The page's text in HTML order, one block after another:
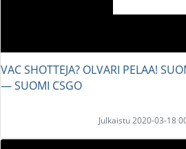
VAC SHOTTEJA? OLVARI PELAA!
― SUOMI CSGO
Julkaistu 2020-03-18